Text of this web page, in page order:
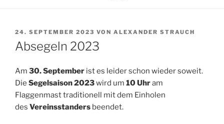
VERÖFFENTLICHT
AM
24. SEPTEMBER 2023 VON ALEXANDER STRAUCH
Absegeln 2023
Am 30. September ist es leider schon wieder soweit.
Die Segelsaison 2023wird um 10 Uhram
Flaggenmast traditionell mit dem Einholen
des Vereinsstanders beendet.